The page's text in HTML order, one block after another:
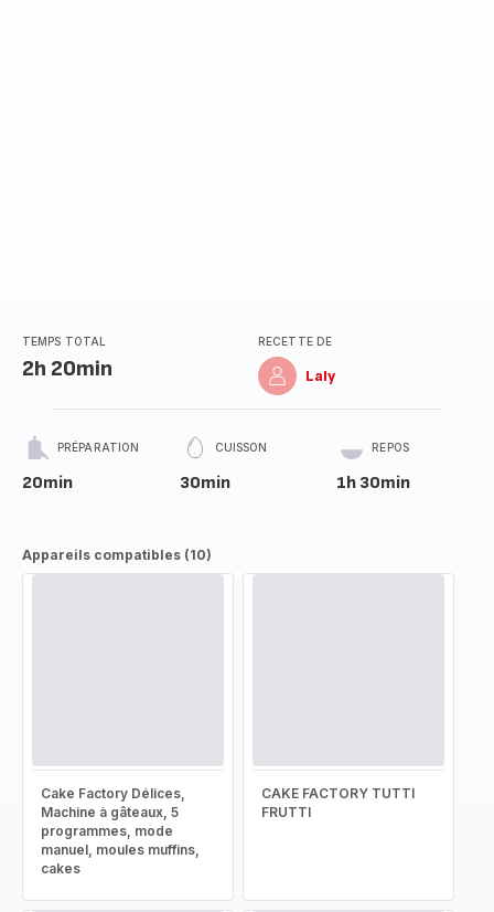
TEMPS TOTAL
2h 20min
RECETTE DE
Laly
PRÉPARATION
20min
CUISSON
30min
REPOS
1h 30min
Appareils compatibles (10)
Cake Factory Délices,
Machine à gâteaux, 5
programmes, mode
manuel, moules muffins,
cakes
CAKE FACTORY TUTTI
FRUTTI